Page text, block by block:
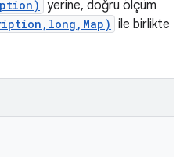
yerine, doğru ölçüm
ile birlikte